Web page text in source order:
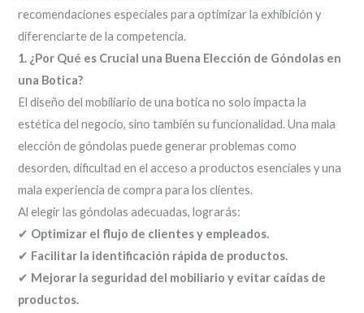
recomendaciones especiales para optimizar la exhibición y
diferenciarte de la competencia.
1. ¿Por Qué es Crucial una Buena Elección de Góndolas en
una Botica?
El diseño del mobiliario de una botica no solo impacta la
estética del negocio, sino también su funcionalidad. Una mala
elección de góndolas puede generar problemas como
desorden, dificultad en el acceso a productos esenciales y una
mala experiencia de compra para los clientes.
Al elegir las góndolas adecuadas, lograrás:
✔ Optimizar el flujo de clientes y empleados.
✔ Facilitar la identificación rápida de productos.
✔ Mejorar la seguridad del mobiliario y evitar caídas de
productos.